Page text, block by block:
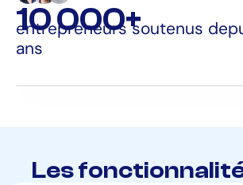
10 000+
entrepreneurs soutenus
ans
Les